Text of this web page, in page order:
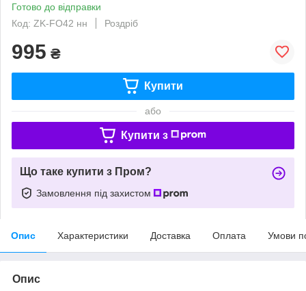
Готово до відправки
Код: ZK-FO42 нн
Роздріб
995 ₴
Купити
або
Купити з
Що таке купити з Пром?
Замовлення під захистом
Опис Характеристики Доставка Оплата Умови
Опис